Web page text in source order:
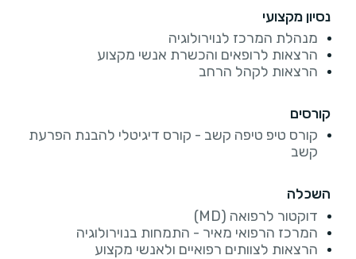
נסיון מקצועי
מנהלת המרכז לנוירולוגיה
הרצאות לרופאים והכשרת אנשי מקצוע
הרצאות לקהל הרחב
קורסים
קורס טיפ טיפה קשב - קורס דיגיטלי להבנת הפרעת
קשב
השכלה
דוקטור לרפואה (MD)
המרכז הרפואי מאיר - התמחות בנוירולוגיה
הרצאות לצוותים רפואיים ולאנשי מקצוע